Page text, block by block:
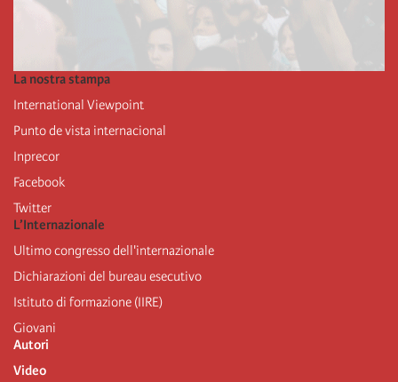
La nostra stampa
International Viewpoint
Punto de vista internacional
Inprecor
Facebook
Twitter
L’Internazionale
Ultimo congresso dell'internazionale
Dichiarazioni del bureau esecutivo
Istituto di formazione (IIRE)
Giovani
Autori
Video